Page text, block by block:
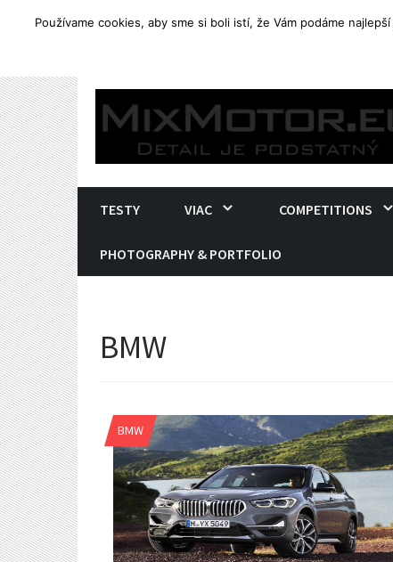
Skip
content
TESTY VIAC COMPETITIONS
PHOTOGRAPHY & PORTFOLIO
BMW
BMW
Používame cookies, aby sme si boli istí, že Vám podáme